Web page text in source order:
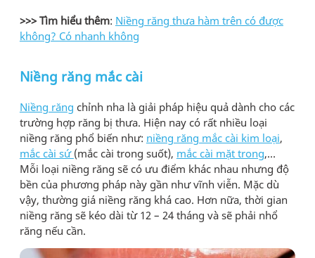
>>> Tìm hiểu thêm: Niềng răng thưa hàm trên có được
không? Có nhanh không
Niềng răng mắc cài
Niềng răng chỉnh nhalà giải pháp hiệu quả dành cho các
trường hợp răng bị thưa. Hiện nay có rất nhiều loại
niềng răng phổ biến như: niềng răng mắc cài kim loại,
mắc cài sứ (mắc cài trong suốt), mắc cài mặt trong,…
Mỗi loại niềng răng sẽ có ưu điểm khác nhau nhưng độ
bền của phương pháp này gần như vĩnh viễn. Mặc dù
vậy, thường giá niềng răng khá cao. Hơn nữa, thời gian
niềng răng sẽ kéo dài từ 12 – 24 tháng và sẽ phải nhổ
răng nếu cần.